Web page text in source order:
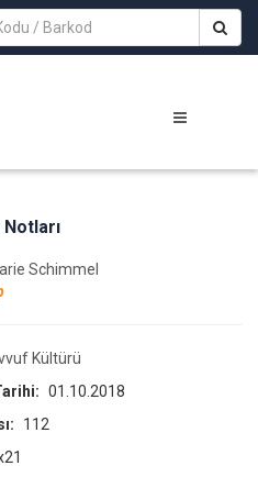
Schimmel
Kültürü
01.10.2018
112